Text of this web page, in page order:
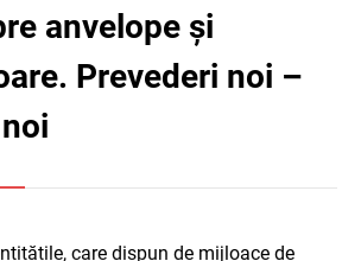
anvelope și
Prevederi noi –
care dispun de mijloace de